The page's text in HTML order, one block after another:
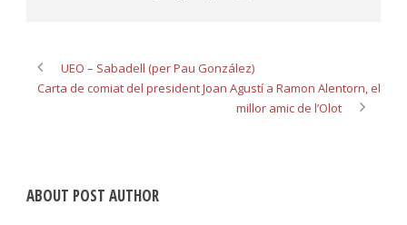
UEO – Sabadell (per Pau González)
Carta de comiat del president Joan Agustí a Ramon Alentorn, el
millor amic de l’Olot
ABOUT POST AUTHOR